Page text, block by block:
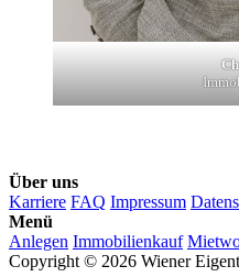
Über uns
Karriere FAQ Impressum
Menü
Anlegen Immobilienkauf
Copyright © 2026 Wiener